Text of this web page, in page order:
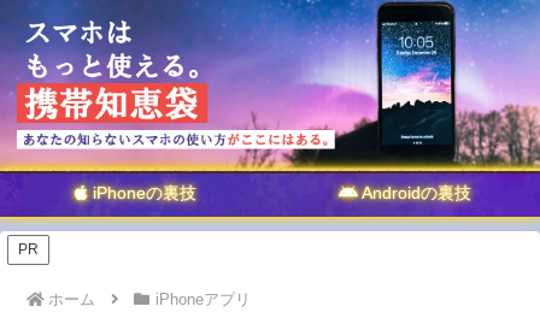
iPhoneの裏技 Androidの裏技
PR
ホーム iPhoneアプリ